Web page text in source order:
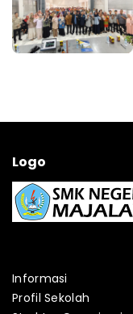
Logo
Informasi
Profil Sekolah